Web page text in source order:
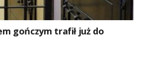
gończym trafił już do